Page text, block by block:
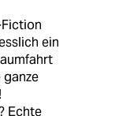
ein
Echte